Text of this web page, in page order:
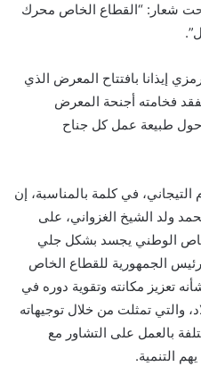
موريتانيا 2025″، تحت شعار: “القطاع الخاص محرك
إيذانا بافتتاح المعرض الذي
فخامته أجنحة المعرض
حول طبيعة عمل كل جناح
التيجاني، في كلمة بالمناسبة، إن
ولد الشيخ الغزواني، على
الوطني يجسد بشكل جلي
رئيس الجمهورية للقطاع الخاص
تعزيز مكانته وتقوية دوره في
والتي تمثلت من خلال توجيهاته
بالعمل على التشاور مع
التنمية.